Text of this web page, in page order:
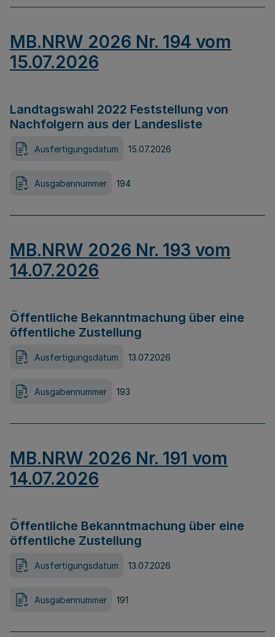
MB.NRW 2026 Nr. 194 vom
15.07.2026
Landtagswahl 2022 Feststellung von
Nachfolgern aus der Landesliste
Ausfertigungsdatum 15.07.2026
Ausgabennummer 194
MB.NRW 2026 Nr. 193 vom
14.07.2026
Öffentliche Bekanntmachung über eine
öffentliche Zustellung
Ausfertigungsdatum 13.07.2026
Ausgabennummer 193
MB.NRW 2026 Nr. 191 vom
14.07.2026
Öffentliche Bekanntmachung über eine
öffentliche Zustellung
Ausfertigungsdatum 13.07.2026
Ausgabennummer 191